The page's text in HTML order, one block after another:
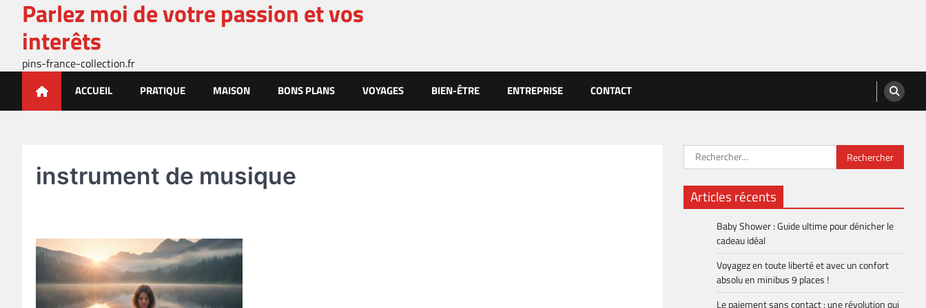
content
Parlez moi de votre passion et vos
interêts
pins-france-collection.fr
ACCUEIL PRATIQUE MAISON BONS PLANS VOYAGES BIEN-ÊTRE ENTREPRISE CONTACT
instrument de musique
Rechercher :
Articles récents
Baby Shower : Guide ultime pour dénicher le
cadeau idéal
Voyagez en toute liberté et avec un confort
absolu en minibus 9 places !
Le paiement sans contact : une révolution qui